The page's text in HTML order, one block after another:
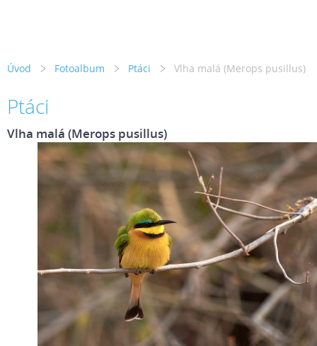
Úvod Fotoalbum Ptáci Vlha malá (Merops pusillus)
Ptáci
Vlha malá (Merops pusillus)